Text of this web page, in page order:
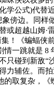
学公式)代替
象傍边。同样
或超越山姆·
！《蝙蝠侠
情一跳就是
只碰到新敌“
力辅佐。而
的取复杂，